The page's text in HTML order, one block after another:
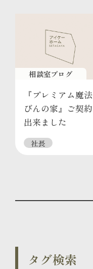
相談室ブログ
『プレミアム魔法
びんの家』ご契約
出来ました
社長
タグ検索